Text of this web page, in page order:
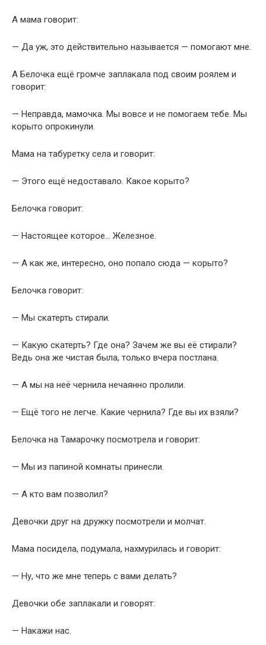
А мама говорит:
— Да уж, это действительно называется — помогают мне.
А Белочка ещё громче заплакала под своим роялем и
говорит:
— Неправда, мамочка. Мы вовсе и не помогаем тебе. Мы
корыто опрокинули.
Мама на табуретку села и говорит:
— Этого ещё недоставало. Какое корыто?
Белочка говорит:
— Настоящее которое… Железное.
— А как же, интересно, оно попало сюда — корыто?
Белочка говорит:
— Мы скатерть стирали.
— Какую скатерть? Где она? Зачем же вы её стирали?
Ведь она же чистая была, только вчера постлана.
— А мы на неё чернила нечаянно пролили.
— Ещё того не легче. Какие чернила? Где вы их взяли?
Белочка на Тамарочку посмотрела и говорит:
— Мы из папиной комнаты принесли.
— А кто вам позволил?
Девочки друг на дружку посмотрели и молчат.
Мама посидела, подумала, нахмурилась и говорит:
— Ну, что же мне теперь с вами делать?
Девочки обе заплакали и говорят:
— Накажи нас.